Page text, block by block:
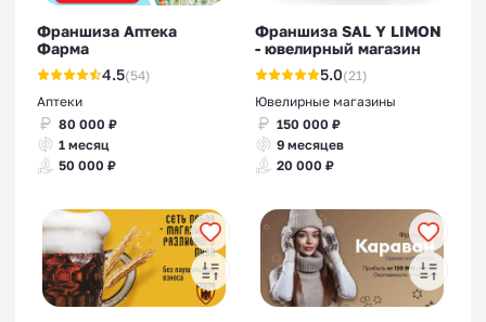
Франшиза Аптека
Фарма
4.5(54)
Аптеки
80 000 ₽
1 месяц
50 000 ₽
Франшиза SAL Y LIMON
- ювелирный магазин
5.0(21)
Ювелирные магазины
150 000 ₽
9 месяцев
20 000 ₽